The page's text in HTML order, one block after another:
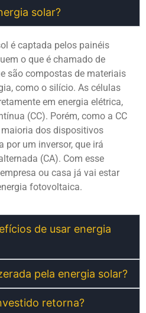
solar?
é captada pelos painéis
o que é chamado de
são compostas de materiais
como o silício. As células
em energia elétrica,
(CC). Porém, como a CC
dos dispositivos
por um inversor, que irá
(CA). Com esse
ou casa já vai estar
fotovoltaica.
de usar energia
pela energia solar?
retorna?